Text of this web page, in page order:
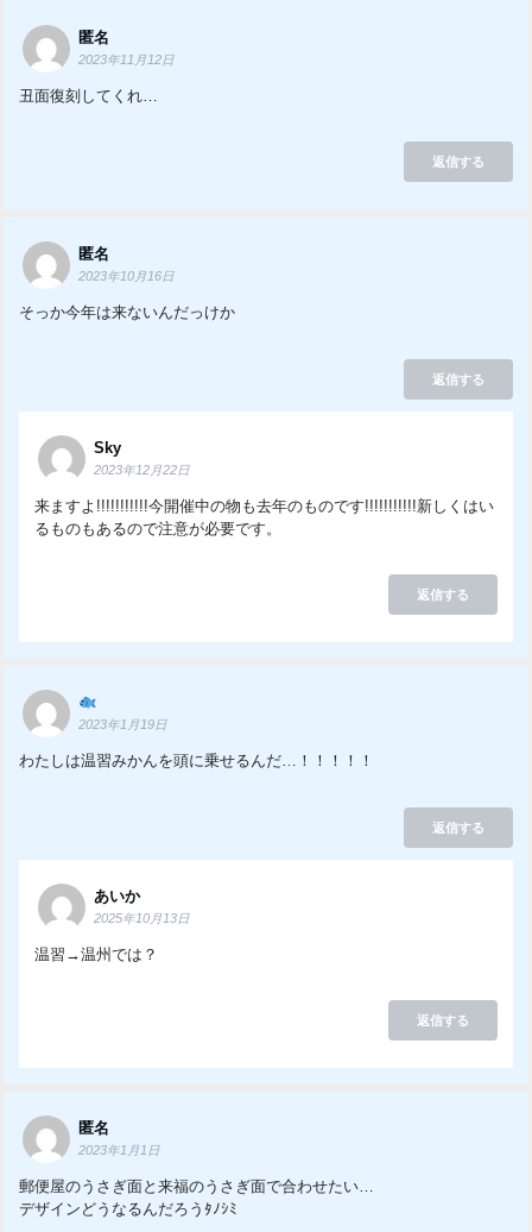
匿名
2023年11月12日
丑面復刻してくれ…
返信する
匿名
2023年10月16日
そっか今年は来ないんだっけか
返信する
Sky
2023年12月22日
来ますよ!!!!!!!!!!!今開催中の物も去年のものです!!!!!!!!!!!新しくはい
るものもあるので注意が必要です。
返信する
2023年1月19日
わたしは温習みかんを頭に乗せるんだ…！！！！！
返信する
あいか
2025年10月13日
温習→温州では？
返信する
匿名
2023年1月1日
郵便屋のうさぎ面と来福のうさぎ面で合わせたい…
デザインどうなるんだろうﾀﾉｼﾐ